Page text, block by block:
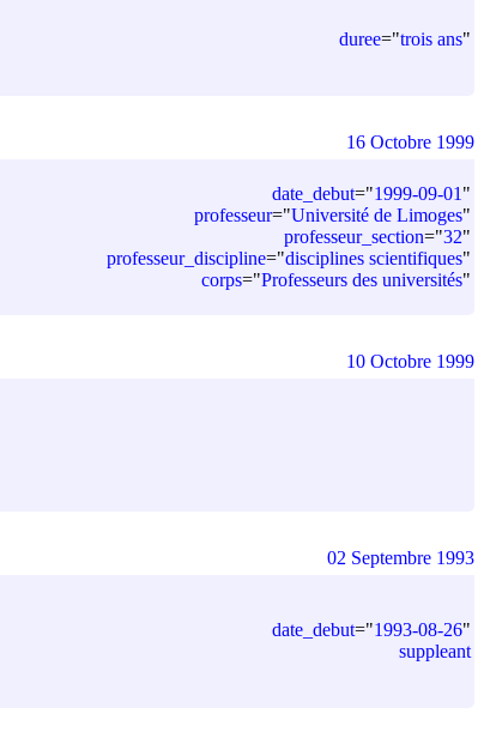
duree="trois ans"
date_debut="1999-09-01 "
professeur="Université de Limoges"
professeur_section="32"
professeur_discipline="disciplines scientifiques"
corps="Professeurs des universités"
16 Octobre 1999
10 Octobre 1999
date_debut="1993-08-26"
suppleant
02 Septembre 1993